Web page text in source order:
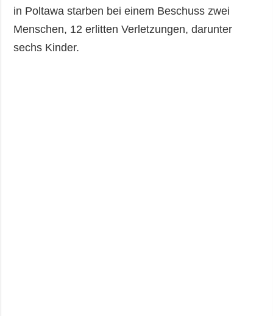
in Poltawa starben bei einem Beschuss zwei
Menschen, 12 erlitten Verletzungen, darunter
sechs Kinder.